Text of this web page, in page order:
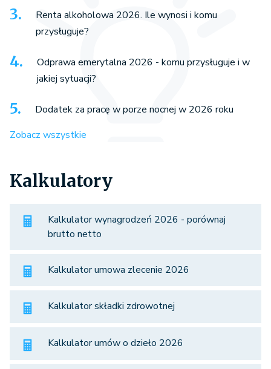
Renta alkoholowa 2026. Ile wynosi i komu
przysługuje?
Odprawa emerytalna 2026 - komu przysługuje i w
jakiej sytuacji?
Dodatek za pracę w porze nocnej w 2026 roku
Zobacz wszystkie
Kalkulatory
Kalkulator wynagrodzeń 2026 - porównaj
brutto netto
Kalkulator umowa zlecenie 2026
Kalkulator składki zdrowotnej
Kalkulator umów o dzieło 2026